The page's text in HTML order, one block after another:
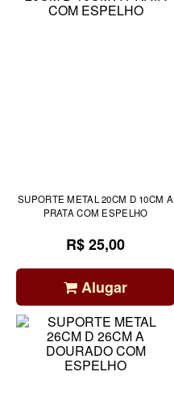
SUPORTE METAL 20CM D 10CM A
PRATA COM ESPELHO
R$ 25,00
Alugar